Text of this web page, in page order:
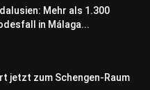
Mehr als 1.300
in Málaga...
jetzt zum Schengen-Raum